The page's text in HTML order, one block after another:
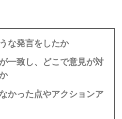
な発言をしたか
一致し、どこで意見が対
かった点やアクションア